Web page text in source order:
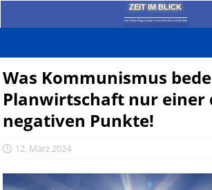
ZEIT IM BLICK
Das News-Blog mit dem kritischen Blick auf die Zeit!
Was Kommunismus
Planwirtschaft nur einer
negativen Punkte!
12. März 2024